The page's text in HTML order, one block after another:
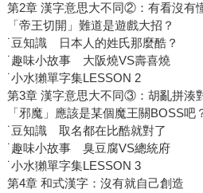
第2章 漢字意思大不同②：有看沒有
「帝王切開」難道是遊戲大招？
˙豆知識 日本人的姓氏那麼酷？
˙趣味小故事 大阪燒VS壽喜燒
˙小水獺單字集LESSON 2
第3章 漢字意思大不同③：胡亂拼湊
「邪魔」應該是某個魔王關BOSS吧
˙豆知識 取名都在比酷就對了
˙趣味小故事 臭豆腐VS總統府
˙小水獺單字集LESSON 3
第4章 和式漢字：沒有就自己創造